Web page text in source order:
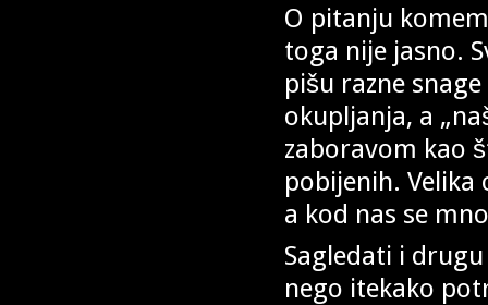
O pitanju
toga nije jasno.
pišu razne
okupljanja, a
zaboravom kao
pobijenih.
a kod nas se
Sagledati i
nego itekako